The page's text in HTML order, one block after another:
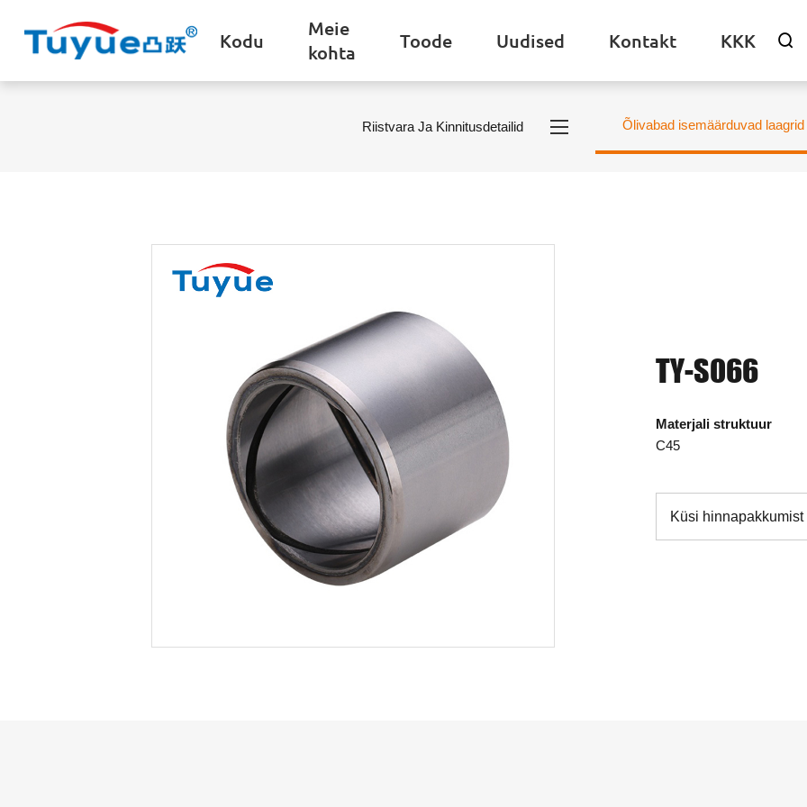
Kodu
Meie
kohta
Toode Uudised Kontakt KKK 
Riistvara Ja Kinnitusdetailid Õlivabad isemäärduvad laagrid
TY-S066
Materjali struktuur
C45
Küsi hinnapakkumist